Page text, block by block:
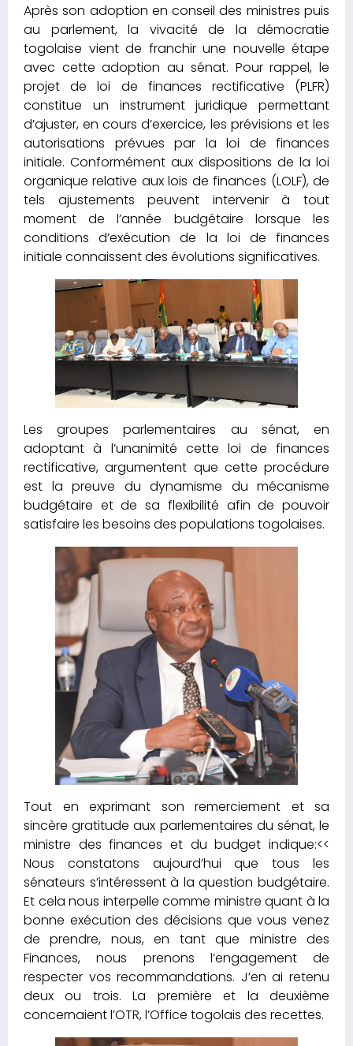
Après son adoption en conseil des ministres puis
au parlement, la vivacité de la démocratie
togolaise vient de franchir une nouvelle étape
avec cette adoption au sénat. Pour rappel, le
projet de loi de finances rectificative (PLFR)
constitue un instrument juridique permettant
d’ajuster, en cours d’exercice, les prévisions et les
autorisations prévues par la loi de finances
initiale. Conformément aux dispositions de la loi
organique relative aux lois de finances (LOLF), de
tels ajustements peuvent intervenir à tout
moment de l’année budgétaire lorsque les
conditions d’exécution de la loi de finances
initiale connaissent des évolutions significatives.
Les groupes parlementaires au sénat, en
adoptant à l’unanimité cette loi de finances
rectificative, argumentent que cette procédure
est la preuve du dynamisme du mécanisme
budgétaire et de sa flexibilité afin de pouvoir
satisfaire les besoins des populations togolaises.
Tout en exprimant son remerciement et sa
sincère gratitude aux parlementaires du sénat, le
ministre des finances et du budget indique:<<
Nous constatons aujourd’hui que tous les
sénateurs s’intéressent à la question budgétaire.
Et cela nous interpelle comme ministre quant à la
bonne exécution des décisions que vous venez
de prendre, nous, en tant que ministre des
Finances, nous prenons l’engagement de
respecter vos recommandations. J’en ai retenu
deux ou trois. La première et la deuxième
concernaient l’OTR, l’Office togolais des recettes.